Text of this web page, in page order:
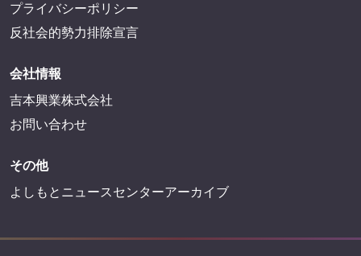
プライバシーポリシー
反社会的勢力排除宣言
会社情報
吉本興業株式会社
お問い合わせ
その他
よしもとニュースセンターアーカイブ